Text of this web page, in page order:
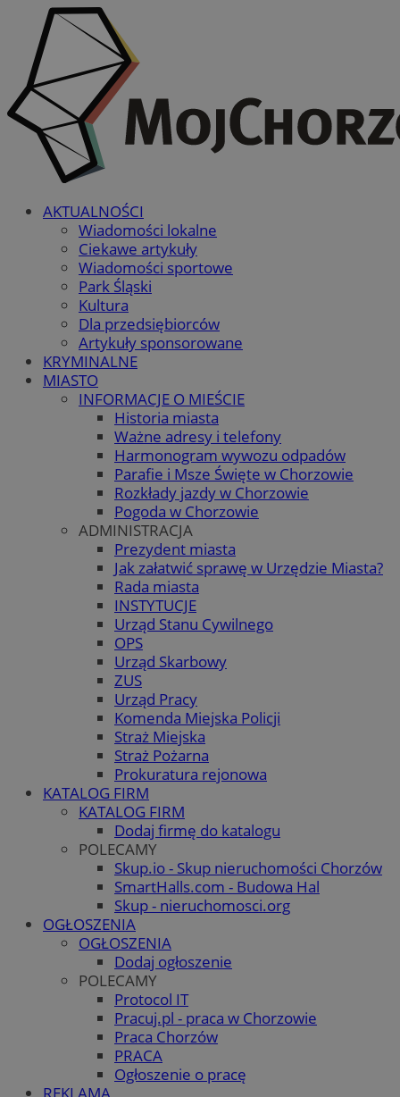
AKTUALNOŚCI
Wiadomości lokalne
Ciekawe artykuły
Wiadomości sportowe
Park Śląski
Kultura
Dla przedsiębiorców
Artykuły sponsorowane
KRYMINALNE
MIASTO
INFORMACJE O MIEŚCIE
Historia miasta
Ważne adresy i telefony
Harmonogram wywozu odpadów
Parafie i Msze Święte w Chorzowie
Rozkłady jazdy w Chorzowie
Pogoda w Chorzowie
ADMINISTRACJA
Prezydent miasta
Jak załatwić sprawę w Urzędzie Miasta?
Rada miasta
INSTYTUCJE
Urząd Stanu Cywilnego
OPS
Urząd Skarbowy
ZUS
Urząd Pracy
Komenda Miejska Policji
Straż Miejska
Straż Pożarna
Prokuratura rejonowa
KATALOG FIRM
KATALOG FIRM
Dodaj firmę do katalogu
POLECAMY
Skup.io - Skup nieruchomości Chorzów
SmartHalls.com - Budowa Hal
Skup - nieruchomosci.org
OGŁOSZENIA
OGŁOSZENIA
Dodaj ogłoszenie
POLECAMY
Protocol IT
Pracuj.pl - praca w Chorzowie
Praca Chorzów
PRACA
Ogłoszenie o pracę